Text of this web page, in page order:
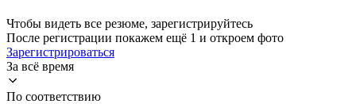
Чтобы видеть все резюме, зарегистрируйтесь
После регистрации покажем ещё 1 и откроем фото
Зарегистрироваться
За всё время
По соответствию